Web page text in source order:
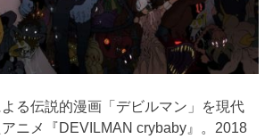
る伝説的漫画「デビルマン」を現代
ニメ『DEVILMAN crybaby』。2018